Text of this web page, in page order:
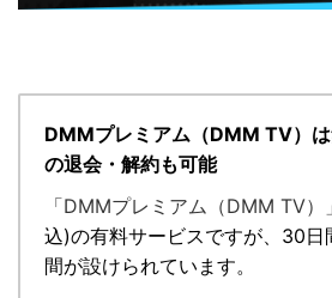
DMMプレミアム（DMM TV）
の退会・解約も可能
「DMMプレミアム（DMM TV）」
込)の有料サービスですが、 30日
間が設けられています。